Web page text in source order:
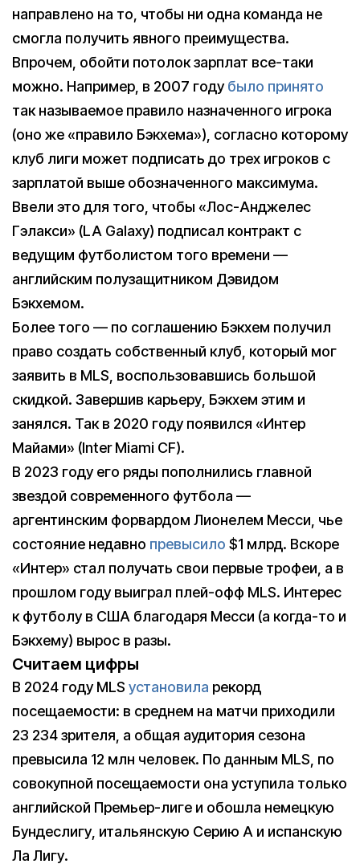
направлено на то, чтобы ни одна команда не
смогла получить явного преимущества.
Впрочем, обойти потолок зарплат все-таки
можно. Например, в 2007 годубыло принято
так называемое правило назначенного игрока
(оно же «правило Бэкхема»), согласно которому
клуб лиги может подписать до трех игроков с
зарплатой выше обозначенного максимума.
Ввели это для того, чтобы «Лос-Анджелес
Гэлакси» (LA Galaxy) подписал контракт с
ведущим футболистом того времени —
английским полузащитником Дэвидом
Бэкхемом.
Более того — по соглашению Бэкхем получил
право создать собственный клуб, который мог
заявить в MLS, воспользовавшись большой
скидкой. Завершив карьеру, Бэкхем этим и
занялся. Так в 2020 году появился «Интер
Майами» (Inter Miami CF).
В 2023 году его ряды пополнились главной
звездой современного футбола —
аргентинским форвардом Лионелем Месси, чье
состояние недавно превысило $1 млрд. Вскоре
«Интер» стал получать свои первые трофеи, а в
прошлом году выиграл плей-офф MLS. Интерес
к футболу в США благодаря Месси (а когда-то и
Бэкхему) вырос в разы.
Cчитаем цифры
В 2024 году MLS установила рекорд
посещаемости: в среднем на матчи приходили
23 234 зрителя, а общая аудитория сезона
превысила 12 млн человек. По данным MLS, по
совокупной посещаемости она уступила только
английской Премьер-лиге и обошла немецкую
Бундеслигу, итальянскую Серию А и испанскую
Ла Лигу.